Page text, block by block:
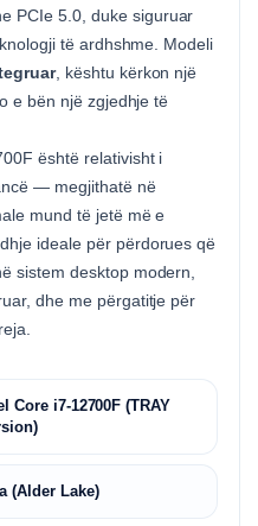
PCIe 5.0, duke siguruar
të ardhshme. Modeli
, kështu kërkon një
e bën një zgjedhje të
është relativisht i
— megjithatë në
mund të jetë më e
ideale për përdorues që
sistem desktop modern,
dhe me përgatitje për
Core i7-12700F (TRAY
(Alder Lake)